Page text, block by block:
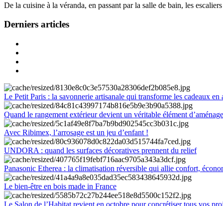
De la cuisine à la véranda, en passant par la salle de bain, les
Derniers articles
Le Petit Paris : la savonnerie artisanale qui transforme les cadeaux en
Quand le rangement extérieur devient un véritable élément
Avec Ribimex, l’arrosage est un jeu d’enfant !
UNDORA : quand les surfaces décoratives prennent du relief
Panasonic Etherea : la climatisation réversible qui allie confort,
Le bien-être en bois made in France
Le Salon de l’Habitat revient en octobre pour concrétiser tous vos